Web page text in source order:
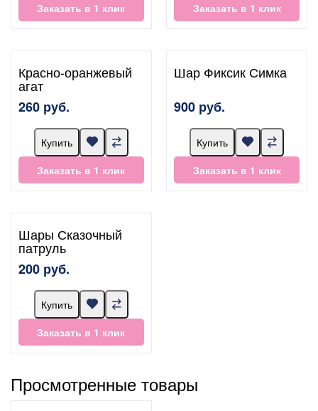
Заказать в 1 клик
Заказать в 1 клик
Красно-оранжевый
агат
260 руб.
Купить
Заказать в 1 клик
Шар Фиксик Симка
900 руб.
Купить
Заказать в 1 клик
Шары Сказочный
патруль
200 руб.
Купить
Заказать в 1 клик
Просмотренные товары